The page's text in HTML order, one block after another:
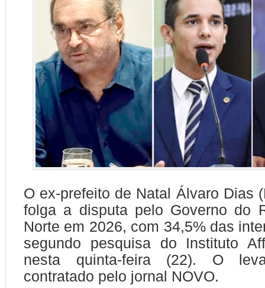
O ex-prefeito de Natal Álvaro Dias
folga a disputa pelo Governo do
Norte em 2026, com 34,5% das
segundo pesquisa do Instituto
nesta quinta-feira (22). O
contratado pelo jornal NOVO.